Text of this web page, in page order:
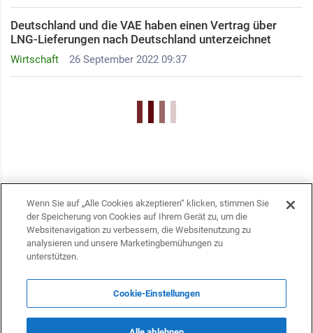
Wirtschaft 26 September 2022 09:37
Deutschland und die VAE haben einen Vertrag über
LNG-Lieferungen nach Deutschland unterzeichnet
KONTAKTE
Wenn Sie auf „Alle Cookies akzeptieren“ klicken, stimmen Sie
der Speicherung von Cookies auf Ihrem Gerät zu, um die
Websitenavigation zu verbessern, die Websitenutzung zu
analysieren und unsere Marketingbemühungen zu
unterstützen.
Cookie-Einstellungen